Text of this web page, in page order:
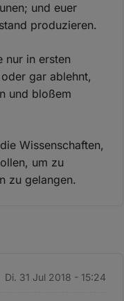
und euer
produzieren.
nur in ersten
gar ablehnt,
und bloßem
Wissenschaften,
um zu
zu gelangen.
Di. 31 Jul 2018 - 15:24